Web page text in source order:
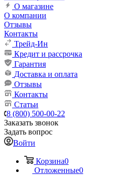
О магазине
О компании
Отзывы
Контакты
Трейд-Ин
Кредит и рассрочка
Гарантия
Доставка и оплата
Отзывы
Контакты
Статьи
8 (800) 500-00-22
Заказать звонок
Задать вопрос
Войти
Корзина0
Отложенные0